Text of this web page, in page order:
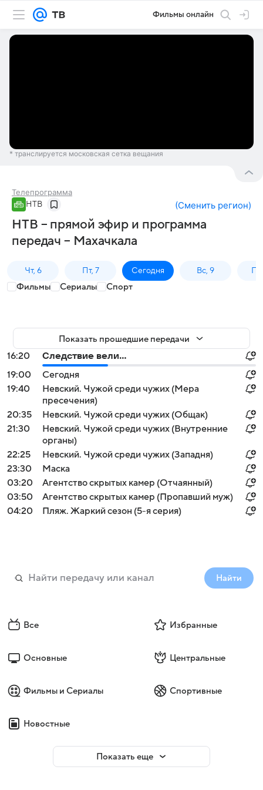
Фильмы онлайн
* транслируется московская сетка вещания
Телепрограмма
НТВ (Сменить регион)
НТВ – прямой эфир и программа
передач – Махачкала
Чт, 6 Пт, 7 Сегодня Вс, 9
Фильмы Сериалы Спорт
Показать прошедшие передачи
16:20
Следствие вели...
19:00
Сегодня
19:40
Невский. Чужой среди чужих (Мера
пресечения)
20:35
Невский. Чужой среди чужих (Общак)
21:30
Невский. Чужой среди чужих (Внутренние
органы)
22:25
Невский. Чужой среди чужих (Западня)
23:30
Маска
03:20
Агентство скрытых камер (Отчаянный)
03:50
Агентство скрытых камер (Пропавший муж)
04:20
Пляж. Жаркий сезон (5-я серия)
Найти
Все Избранные
Основные Центральные
Фильмы и Сериалы Спортивные
Новостные
Показать еще